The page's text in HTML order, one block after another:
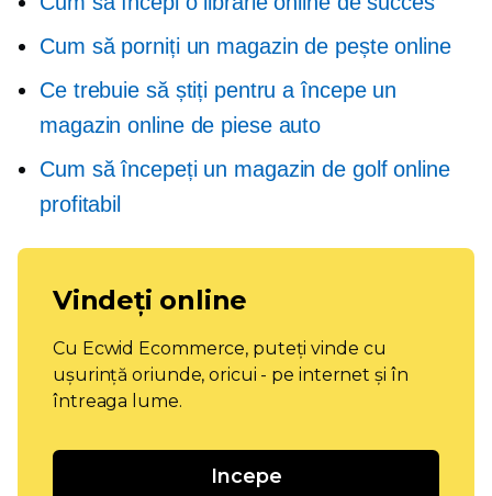
Cum să porniți un magazin de pește online
Ce trebuie să știți pentru a începe un
magazin online de piese auto
Cum să începeți un magazin de golf online
profitabil
Vindeți online
Cu Ecwid Ecommerce, puteți vinde cu
ușurință oriunde, oricui - pe internet și în
întreaga lume.
Incepe